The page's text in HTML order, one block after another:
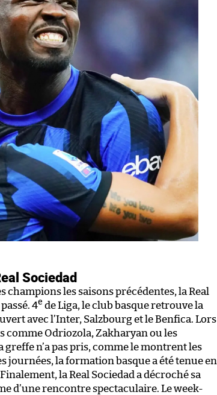
Sociedad
champions les saisons précédentes, la Real
4e de Liga, le club basque retrouve la
avec l’Inter, Salzbourg et le Benfica. Lors
comme Odriozola, Zakharyan ou les
n’a pas pris, comme le montrent les
journées, la formation basque a été tenue en
la Real Sociedad a décroché sa
d’une rencontre spectaculaire. Le week-